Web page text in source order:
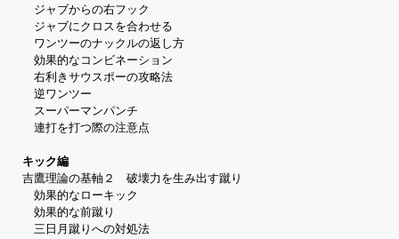
ジャブからの右フック
ジャブにクロスを合わせる
ワンツーのナックルの返し方
効果的なコンビネーション
右利きサウスポーの攻略法
逆ワンツー
スーパーマンパンチ
連打を打つ際の注意点
キック編
吉鷹理論の基軸２ 破壊力を生み出す蹴り
効果的なローキック
効果的な前蹴り
三日月蹴りへの対処法